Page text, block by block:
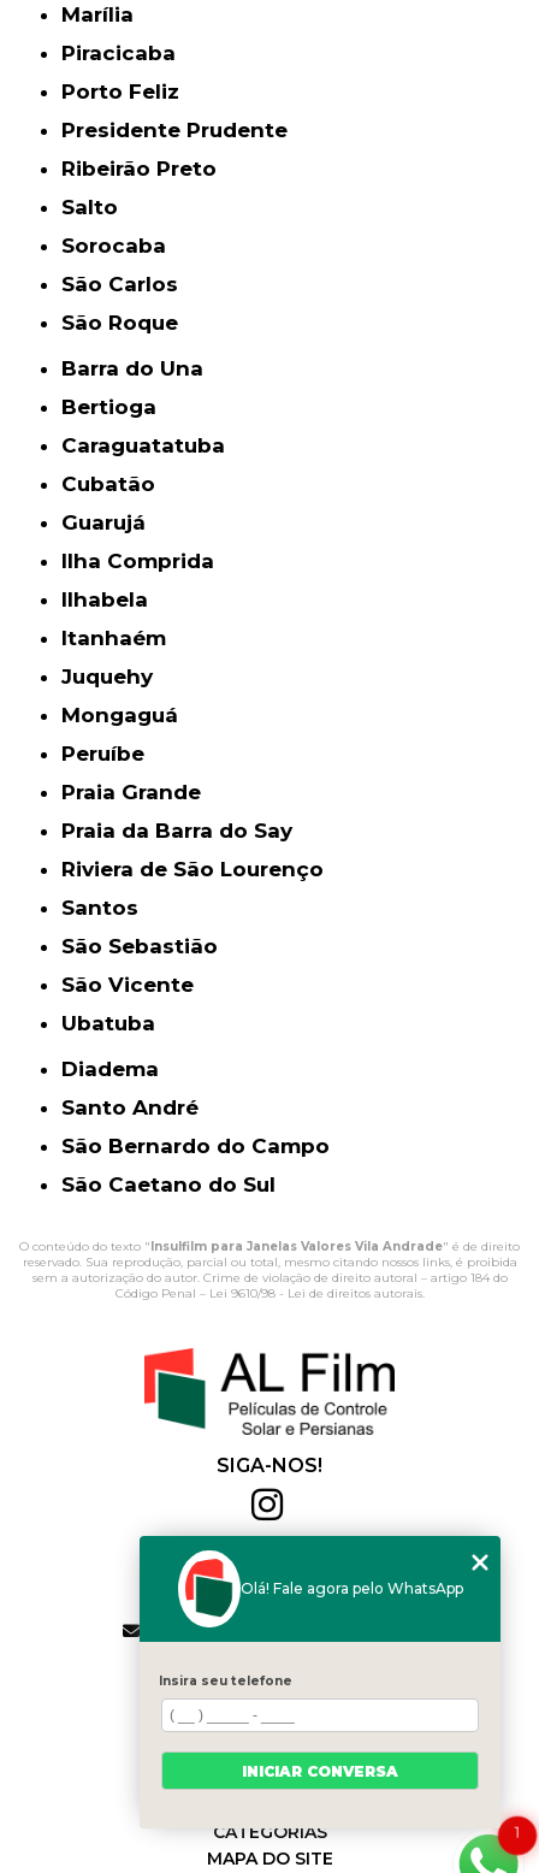
Marília
Piracicaba
Porto Feliz
Presidente Prudente
Ribeirão Preto
Salto
Sorocaba
São Carlos
São Roque
Barra do Una
Bertioga
Caraguatatuba
Cubatão
Guarujá
Ilha Comprida
Ilhabela
Itanhaém
Juquehy
Mongaguá
Peruíbe
Praia Grande
Praia da Barra do Say
Riviera de São Lourenço
Santos
São Sebastião
São Vicente
Ubatuba
Diadema
Santo André
São Bernardo do Campo
São Caetano do Sul
O conteúdo do texto "Insulfilm para Janelas Valores Vila Andrade" é de direito
reservado. Sua reprodução, parcial ou total, mesmo citando nossos links, é proibida
sem a autorização do autor. Crime de violação de direito autoral – artigo 184 do
Código Penal – Lei 9610/98 - Lei de direitos autorais.
SIGA-NOS!
(11) 2564-4684
(11) 94168-2041
contato.vendas@alfilm.com.br
MENU
HOME
QUEM SOMOS
SERVIÇOS
BLOG
CATEGORIAS
MAPA DO SITE
1
Olá! Fale agora pelo WhatsApp
Insira seu telefone
INICIAR CONVERSA